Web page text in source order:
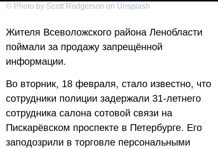
© Photo by Scott Rodgerson on Unsplash
Жителя Всеволожского района Ленобласти
поймали за продажу запрещённой
информации.
Во вторник, 18 февраля, стало известно, что
сотрудники полиции задержали 31-летнего
сотрудника салона сотовой связи на
Пискарёвском проспекте в Петербурге. Его
заподозрили в торговле персональными